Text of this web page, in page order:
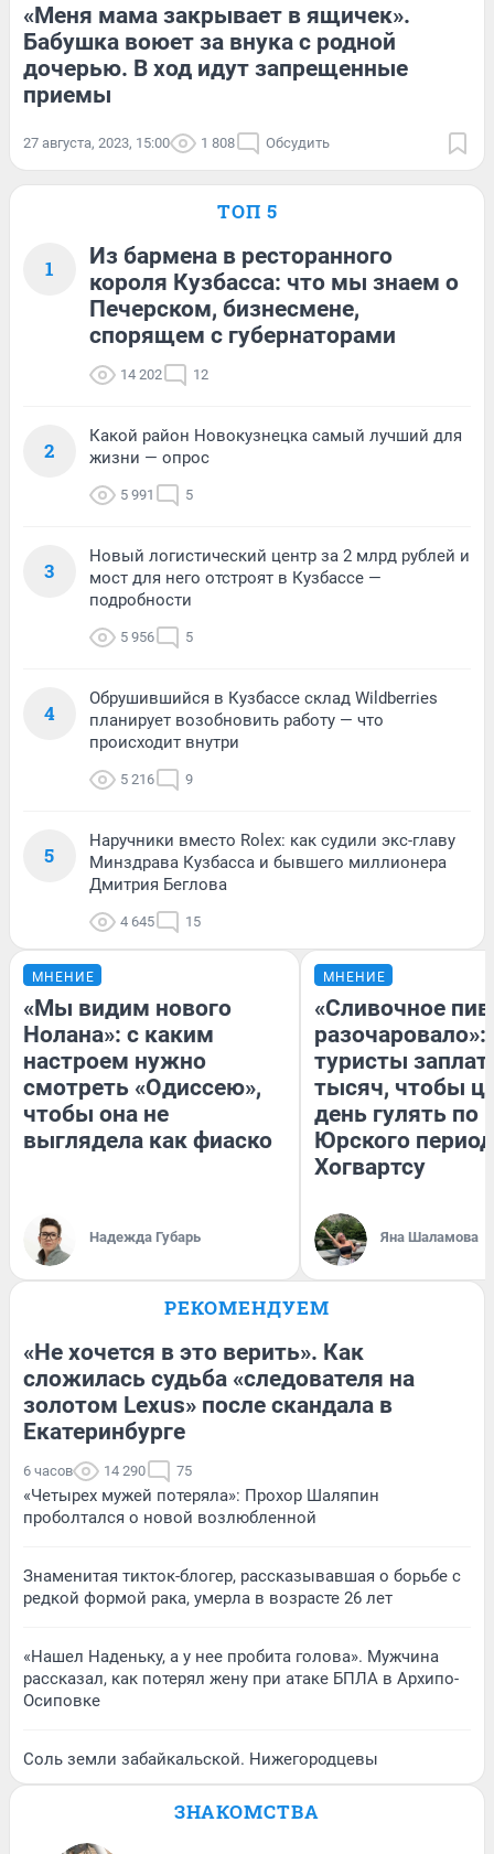
«Меня мама закрывает в ящичек».
Бабушка воюет за внука с родной
дочерью. В ход идут запрещенные
приемы
27 августа, 2023, 15:00 1 808 Обсудить
ТОП 5
1
Из бармена в ресторанного
короля Кузбасса: что мы знаем о
Печерском, бизнесмене,
спорящем с губернаторами
14 202 12
2
Какой район Новокузнецка самый лучший для
жизни — опрос
5 991 5
3
Новый логистический центр за 2 млрд рублей и
мост для него отстроят в Кузбассе —
подробности
5 956 5
4
Обрушившийся в Кузбассе склад Wildberries
планирует возобновить работу — что
происходит внутри
5 216 9
5
Наручники вместо Rolex: как судили экс-главу
Минздрава Кузбасса и бывшего миллионера
Дмитрия Беглова
4 645 15
МНЕНИЕ
«Мы видим нового
Нолана»: с каким
настроем нужно
смотреть «Одиссею»,
чтобы она не
выглядела как фиаско
Надежда Губарь
МНЕНИЕ
«Сливочное
разочаровало»:
туристы
тысяч, чтобы
день гулять по
Юрского
Хогвартсу
Яна Шаламова
РЕКОМЕНДУЕМ
«Не хочется в это верить». Как
сложилась судьба «следователя на
золотом Lexus» после скандала в
Екатеринбурге
6 часов 14 290 75
«Четырех мужей потеряла»: Прохор Шаляпин
проболтался о новой возлюбленной
Знаменитая тикток-блогер, рассказывавшая о борьбе с
редкой формой рака, умерла в возрасте 26 лет
«Нашел Наденьку, а у нее пробита голова». Мужчина
рассказал, как потерял жену при атаке БПЛА в Архипо-
Осиповке
Соль земли забайкальской. Нижегородцевы
ЗНАКОМСТВА